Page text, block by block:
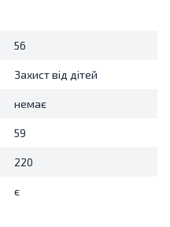
56
Захист від дітей
немає
59
220
є